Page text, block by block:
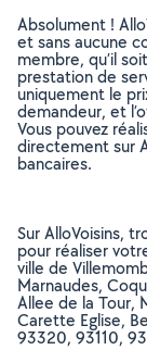
Absolument !
et sans aucune
membre, qu’il
prestation de
uniquement le
demandeur, et
Vous pouvez
directement sur
bancaires.
Sur AlloVoisins,
pour réaliser
ville de
Marnaudes,
Allee de la Tour,
Carette Eglise,
93320, 93110,